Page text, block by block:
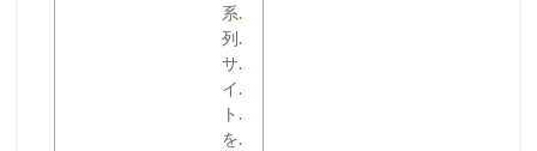
系
列
サ
イ
ト
を